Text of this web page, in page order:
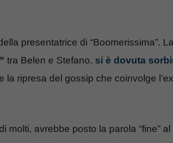
presentatrice di “Boomerissima”.
tra Belen e Stefano, si è dovuta
la ripresa del gossip che coinvolge
molti, avrebbe posto la parola “fine”